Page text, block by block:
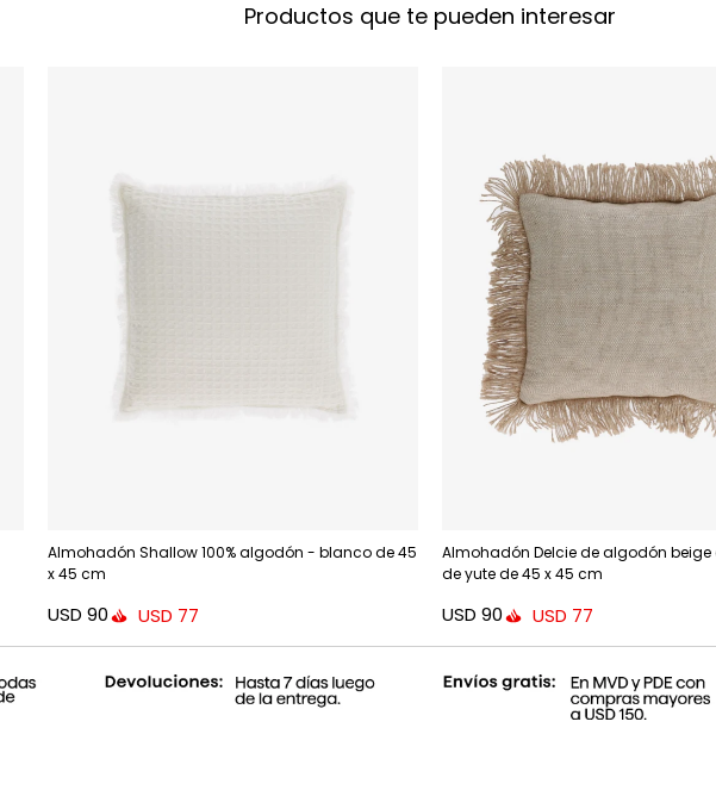
Productos que te pueden interesar
Almohadón Shallow 100% algodón - blanco de 45
x 45 cm
USD 90 USD 77
Almohadón Delcie de algodón beige
de yute de 45 x 45 cm
USD 90 USD 77